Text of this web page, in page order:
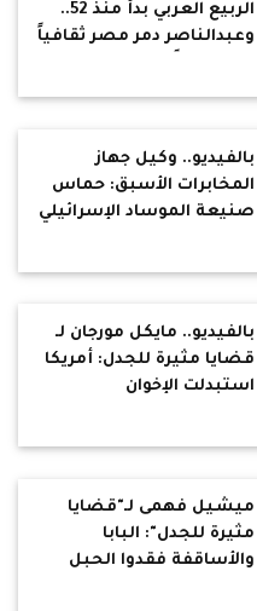
الربيع العربي بدأ منذ 52..
وعبدالناصر دمر مصر ثقافياً
بالفيديو.. وكيل جهاز
المخابرات الأسبق: حماس
صنيعة الموساد الإسرائيلي
بالفيديو.. مايكل مورجان لـ
قضايا مثيرة للجدل: أمريكا
استبدلت الإخوان
ميشيل فهمى لـ"قضايا
مثيرة للجدل": البابا
والأساقفة فقدوا الحبل